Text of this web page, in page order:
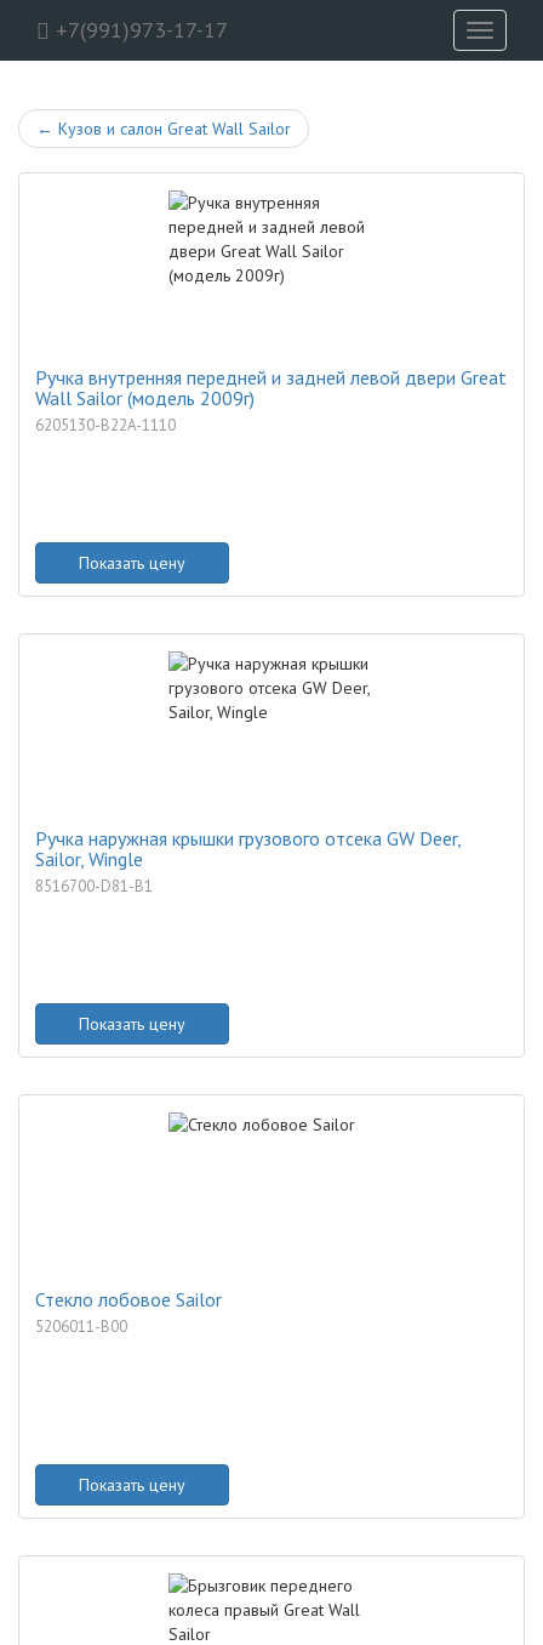
+7(991)973-17-17
Toggle
← Кузов и салон Great Wall Sailor
Ручка внутренняя передней и задней левой двери Great
Wall Sailor (модель 2009г)
6205130-B22A-1110
Показать цену
Ручка наружная крышки грузового отсека GW Deer,
Sailor, Wingle
8516700-D81-B1
Показать цену
Стекло лобовое Sailor
5206011-B00
Показать цену